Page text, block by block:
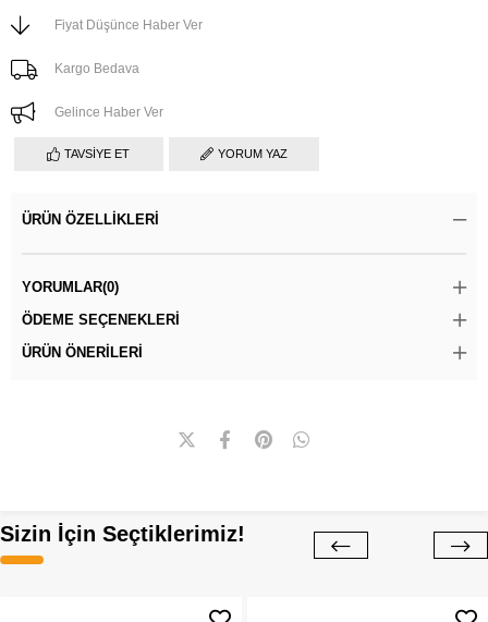
Fiyat Düşünce Haber Ver
Kargo Bedava
Gelince Haber Ver
TAVSIYE ET YORUM YAZ
ÜRÜN ÖZELLIKLERI
YORUMLAR(0)
ÖDEME SEÇENEKLERI
ÜRÜN ÖNERILERI
Sizin İçin Seçtiklerimiz!